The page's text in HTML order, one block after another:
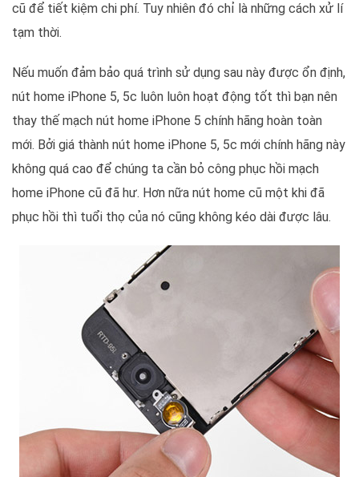
cũ để tiết kiệm chi phí. Tuy nhiên đó chỉ là những cách xử lí
tạm thời.
Nếu muốn đảm bảo quá trình sử dụng sau này được ổn định,
nút home iPhone 5, 5c luôn luôn hoạt động tốt thì bạn nên
thay thế mạch nút home iPhone 5 chính hãng hoàn toàn
mới. Bởi giá thành nút home iPhone 5, 5c mới chính hãng này
không quá cao để chúng ta cần bỏ công phục hồi mạch
home iPhone cũ đã hư. Hơn nữa nút home cũ một khi đã
phục hồi thì tuổi thọ của nó cũng không kéo dài được lâu.